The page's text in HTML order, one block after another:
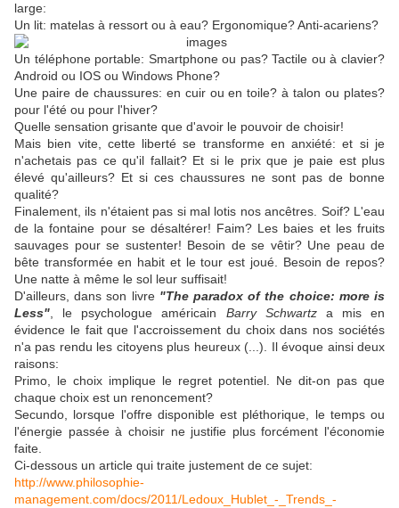
large:
Un lit: matelas à ressort ou à eau? Ergonomique? Anti-acariens?
Un téléphone portable: Smartphone ou pas? Tactile ou à clavier?
Android ou IOS ou Windows Phone?
Une paire de chaussures: en cuir ou en toile? à talon ou plates?
pour l'été ou pour l'hiver?
Quelle sensation grisante que d'avoir le pouvoir de choisir!
Mais bien vite, cette liberté se transforme en anxiété: et si je
n'achetais pas ce qu'il fallait? Et si le prix que je paie est plus
élevé qu'ailleurs? Et si ces chaussures ne sont pas de bonne
qualité?
Finalement, ils n'étaient pas si mal lotis nos ancêtres. Soif? L'eau
de la fontaine pour se désaltérer! Faim? Les baies et les fruits
sauvages pour se sustenter! Besoin de se vêtir? Une peau de
bête transformée en habit et le tour est joué. Besoin de repos?
Une natte à même le sol leur suffisait!
D'ailleurs, dans son livre "The paradox of the choice: more is
Less" , le psychologue américain Barry Schwartza mis en
évidence le fait que l'accroissement du choix dans nos sociétés
n'a pas rendu les citoyens plus heureux (...). Il évoque ainsi deux
raisons:
Primo, le choix implique le regret potentiel. Ne dit-on pas que
chaque choix est un renoncement?
Secundo, lorsque l'offre disponible est pléthorique, le temps ou
l'énergie passée à choisir ne justifie plus forcément l'économie
faite.
Ci-dessous un article qui traite justement de ce sujet:
http://www.philosophie-
management.com/docs/2011/Ledoux_Hublet_-_Trends_-